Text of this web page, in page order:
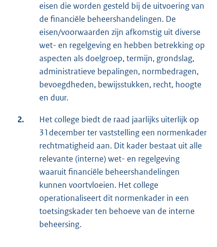
eisen die worden gesteld bij de uitvoering van
de financiële beheershandelingen. De
eisen/voorwaarden zijn afkomstig uit diverse
wet- en regelgeving en hebben betrekking op
aspecten als doelgroep, termijn, grondslag,
administratieve bepalingen, normbedragen,
bevoegdheden, bewijsstukken, recht, hoogte
en duur.
2.
Het college biedt de raad jaarlijks uiterlijk op
31december ter vaststelling een normenkader
rechtmatigheid aan. Dit kader bestaat uit alle
relevante (interne) wet- en regelgeving
waaruit financiële beheershandelingen
kunnen voortvloeien. Het college
operationaliseert dit normenkader in een
toetsingskader ten behoeve van de interne
beheersing.